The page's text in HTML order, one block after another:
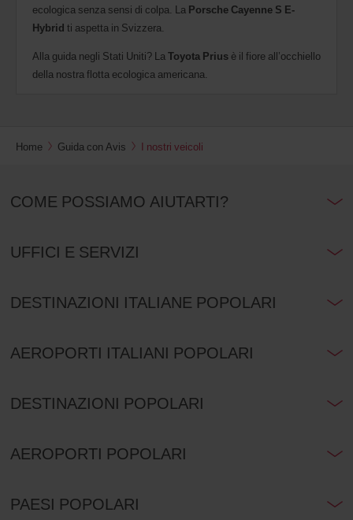
ecologica senza sensi di colpa. La Porsche Cayenne S E-
Hybrid ti aspetta in Svizzera.
Alla guida negli Stati Uniti? LaToyota Prius è il fiore all’occhiello
della nostra flotta ecologica americana.
Home Guida con Avis I nostri veicoli
COME POSSIAMO AIUTARTI?
UFFICI E SERVIZI
DESTINAZIONI ITALIANE POPOLARI
AEROPORTI ITALIANI POPOLARI
DESTINAZIONI POPOLARI
AEROPORTI POPOLARI
PAESI POPOLARI